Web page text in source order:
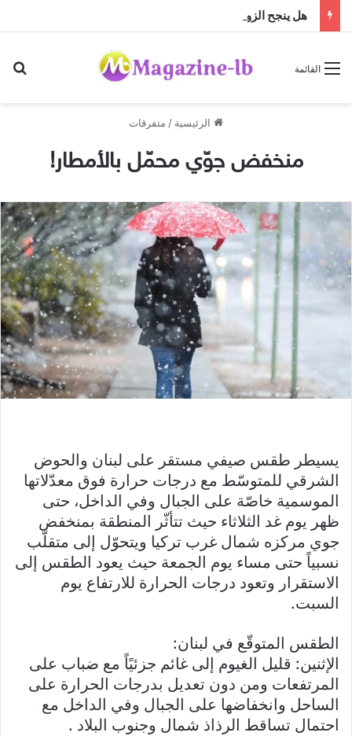
القائمة
الرئيسية / متفرقات
منخفض جوّي محمّل بالأمطار!
يسيطر طقس صيفي مستقر على لبنان والحوض
الشرقي للمتوسّط مع درجات حرارة فوق معدّلاتها
الموسمية خاصّة على الجبال وفي الداخل، حتى
ظهر يوم غد الثلاثاء حيث تتأثّر المنطقة بمنخفض
جوي مركزه شمال غرب تركيا ويتحوّل إلى متقلّب
نسبياً حتى مساء يوم الجمعة حيث يعود الطقس إلى
الاستقرار وتعود درجات الحرارة للارتفاع يوم
السبت.
الطقس المتوقّع في لبنان:
الإثنين: قليل الغيوم إلى غائم جزئيًاً مع ضباب على
المرتفعات ومن دون تعديل بدرجات الحرارة على
الساحل وانخفاضها على الجبال وفي الداخل مع
احتمال تساقط الرذاذ شمال وجنوب البلاد .